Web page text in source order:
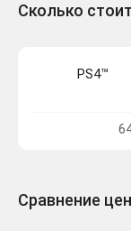
Сколько
PS4™
Сравнение